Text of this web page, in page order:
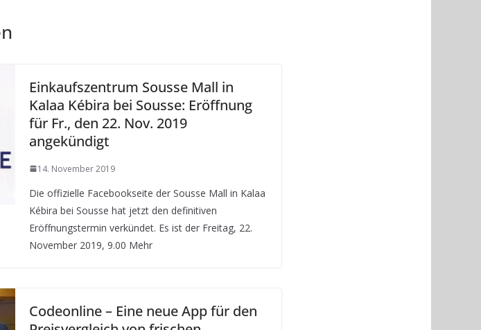
Einkaufszentrum Sousse Mall in
Kalaa Kébira bei Sousse: Eröffnung
für Fr., den 22. Nov. 2019
angekündigt
14. November 2019
Die offizielle Facebookseite der Sousse Mall in Kalaa
Kébira bei Sousse hat jetzt den definitiven
Eröffnungstermin verkündet. Es ist der Freitag, 22.
November 2019, 9.00 Mehr
Codeonline – Eine neue App für den